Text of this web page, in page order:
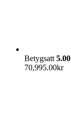
Betygsatt 5.00
70,995.00kr